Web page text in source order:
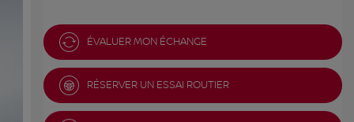
ÉVALUER MON ÉCHANGE
RÉSERVER UN ESSAI ROUTIER